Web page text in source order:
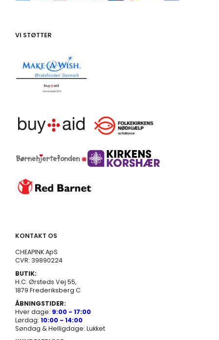
VI STØTTER
KONTAKT OS
CHEAPINK ApS
CVR: 39890224
BUTIK:
H.C. Ørsteds Vej 55,
1879 Frederiksberg C
ÅBNINGSTIDER:
Hver dage: 9:00 - 17:00
Lørdag: 10:00 - 14:00
Søndag & Helligdage: Lukket